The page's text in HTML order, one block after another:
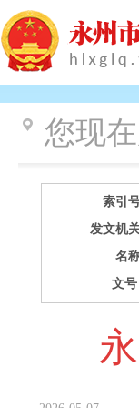
您现
索引
发文机
名
文